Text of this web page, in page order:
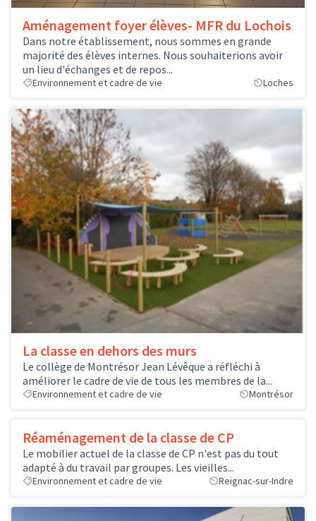
Aménagement foyer élèves- MFR du Lochois
Dans notre établissement, nous sommes en grande
majorité des élèves internes. Nous souhaiterions avoir
un lieu d'échanges et de repos...
Environnement et cadre de vie Loches
La classe en dehors des murs
Le collège de Montrésor Jean Lévêque a réfléchi à
améliorer le cadre de vie de tous les membres de la...
Environnement et cadre de vie Montrésor
Réaménagement de la classe de CP
Le mobilier actuel de la classe de CP n'est pas du tout
adapté à du travail par groupes. Les vieilles...
Environnement et cadre de vie Reignac-sur-Indre